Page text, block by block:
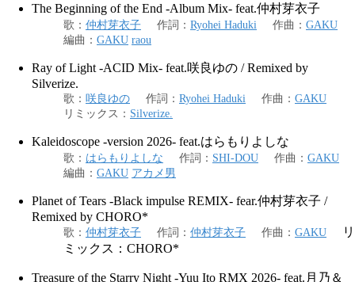
The Beginning of the End -Album Mix- feat.仲村芽衣子
歌 ： 仲村芽衣子 作詞 ： Ryohei Haduki 作曲 ： GAKU
編曲 ： GAKU raou
Ray of Light -ACID Mix- feat.咲良ゆの / Remixed by
Silverize.
歌 ： 咲良ゆの 作詞 ： Ryohei Haduki 作曲 ： GAKU
リミックス ： Silverize.
Kaleidoscope -version 2026- feat.はらもりよしな
歌 ： はらもりよしな 作詞 ： SHI-DOU 作曲 ： GAKU
編曲 ： GAKU アカメ男
Planet of Tears -Black impulse REMIX- fear.仲村芽衣子 /
Remixed by CHORO*
歌 ： 仲村芽衣子 作詞 ： 仲村芽衣子 作曲 ： GAKU
リ
ミックス：CHORO*
Treasure of the Starry Night -Yuu Ito RMX 2026- feat.月乃＆